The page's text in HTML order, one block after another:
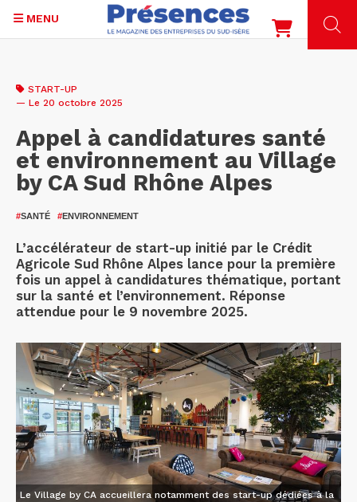
contenu
MENU
START-UP
— Le 20 octobre 2025
Appel à candidatures santé
et environnement au Village
by CA Sud Rhône Alpes
#SANTÉ #ENVIRONNEMENT
L’accélérateur de start-up initié par le Crédit
Agricole Sud Rhône Alpes lance pour la première
fois un appel à candidatures thématique, portant
sur la santé et l’environnement. Réponse
attendue pour le 9 novembre 2025.
Le Village by CA accueillera notamment des start-up dédiées à la